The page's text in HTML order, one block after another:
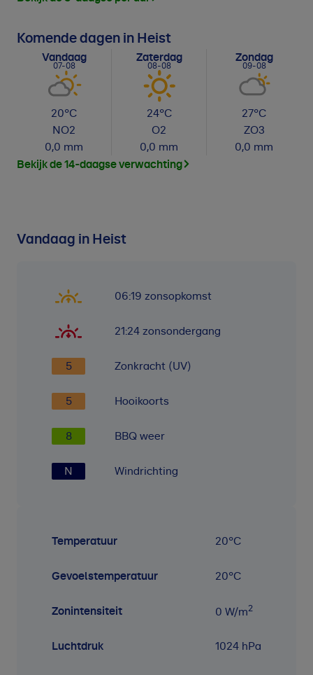
Komende dagen in Heist
Vandaag
07-08
20°C
NO2
0,0 mm
Zaterdag
08-08
24°C
O2
0,0 mm
Zondag
09-08
27°C
ZO3
0,0 mm
Bekijk de 14-daagse verwachting
Vandaag in Heist
06:19 zonsopkomst
21:24 zonsondergang
5 Zonkracht (UV)
5 Hooikoorts
8 BBQ weer
N Windrichting
Temperatuur 20°C
Gevoelstemperatuur 20°C
Zonintensiteit 0 W/m2
Luchtdruk 1024 hPa